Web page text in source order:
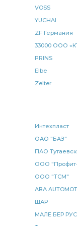
водяной 3-х
отбора мощности
задний
высокого давления
КАМАЗ БАГУ
трубка подъема
VOSS
YUCHAI
ZF Германия
33000 ООО
PRINS
Elbe
Zelter
Интехпласт
ОАО "БАЗ"
ПАО
ООО
ООО "ТСМ"
АВА
ШАР
МАЛЕ БЕР РУС